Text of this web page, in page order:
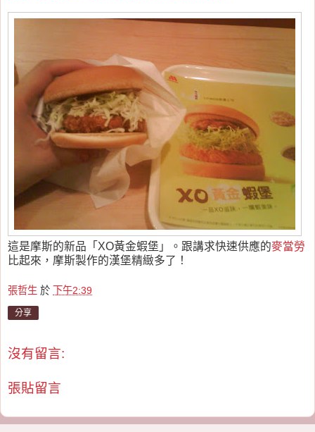
這是摩斯的新品「XO黃金蝦堡」。跟講求快速供應的麥當勞
比起來，摩斯製作的漢堡精緻多了！
張哲生 於 下午2:39
分享
沒有留言:
張貼留言